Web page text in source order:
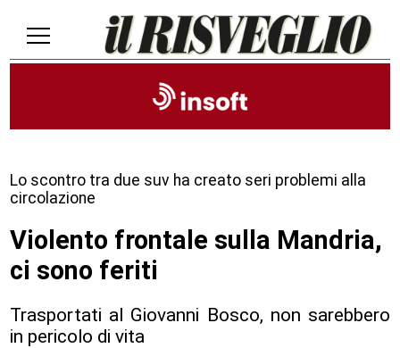
Lo scontro tra due suv ha creato seri problemi alla
circolazione
Violento frontale sulla Mandria,
ci sono feriti
Trasportati al Giovanni Bosco, non sarebbero
in pericolo di vita